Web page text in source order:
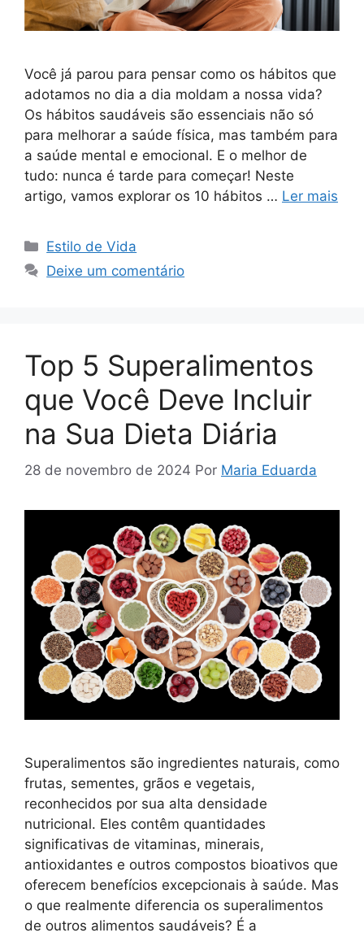
Você já parou para pensar como os hábitos que
adotamos no dia a dia moldam a nossa vida?
Os hábitos saudáveis são essenciais não só
para melhorar a saúde física, mas também para
a saúde mental e emocional. E o melhor de
tudo: nunca é tarde para começar! Neste
artigo, vamos explorar os 10 hábitos … Ler mais
Categorias
Estilo de Vida
Deixe um comentário
Top 5 Superalimentos
que Você Deve Incluir
na Sua Dieta Diária
28 de novembro de 2024 Por Maria Eduarda
Superalimentos são ingredientes naturais, como
frutas, sementes, grãos e vegetais,
reconhecidos por sua alta densidade
nutricional. Eles contêm quantidades
significativas de vitaminas, minerais,
antioxidantes e outros compostos bioativos que
oferecem benefícios excepcionais à saúde. Mas
o que realmente diferencia os superalimentos
de outros alimentos saudáveis? É a